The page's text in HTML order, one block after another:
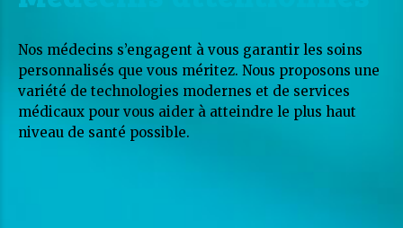
Nos médecins s’engagent à vous garantir les soins
personnalisés que vous méritez. Nous proposons une
variété de technologies modernes et de services
médicaux pour vous aider à atteindre le plus haut
niveau de santé possible.